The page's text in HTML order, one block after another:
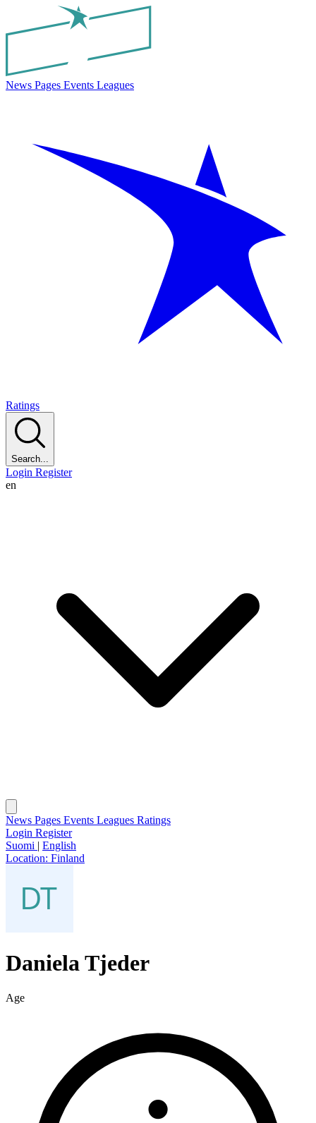
News Pages Events Leagues
Ratings
Search...
Login Register
en
News Pages Events Leagues Ratings
Login Register
Suomi | English
Location: Finland
DanielaTjeder
Age